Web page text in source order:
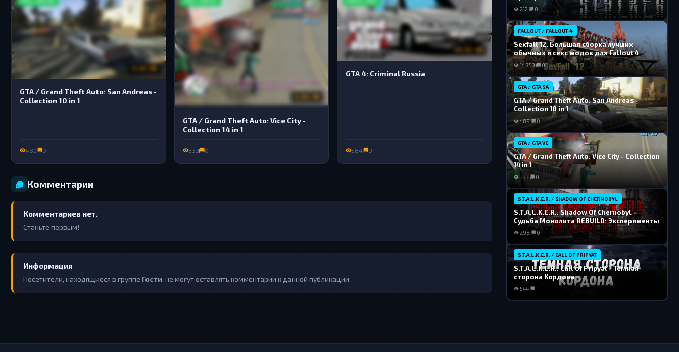
GTA / Grand Theft Auto: San Andreas -
Collection 10 in 1
489 0
GTA / Grand Theft Auto: Vice City -
Collection 14 in 1
333 0
GTA 4: Criminal Russia
584 0
Комментарии
Комментариев нет.
Станьте первым!
Информация
Посетители, находящиеся в группе Гости, не могут оставлять комментарии к данной публикации.
212 0
FALLOUT / FALLOUT 4
Sexfall 12. Большая сборка лучших
обычных и секс модов для Fallout 4
14 753 0
GTA / GTA SA
GTA / Grand Theft Auto: San Andreas -
Collection 10 in 1
489 0
GTA / GTA VC
GTA / Grand Theft Auto: Vice City - Collection
14 in 1
333 0
S.T.A.L.K.E.R. / SHADOW OF CHERNOBYL
S.T.A.L.K.E.R.: Shadow Of Chernobyl -
Судьба Монолита REBUILD: Эксперименты
298 0
S.T.A.L.K.E.R. / CALL OF PRIPYAT
S.T.A.L.K.E.R.: Call of Pripyat - Тёмная
сторона Кордона
544 1